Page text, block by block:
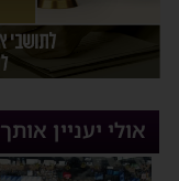
אולי יעניין אותך